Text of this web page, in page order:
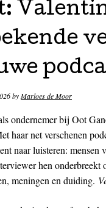
byMarloes de Moor
ondernemer bij Oot
haar net verschenen
naar luisteren:
hen onderbreekt
meningen en duiding.